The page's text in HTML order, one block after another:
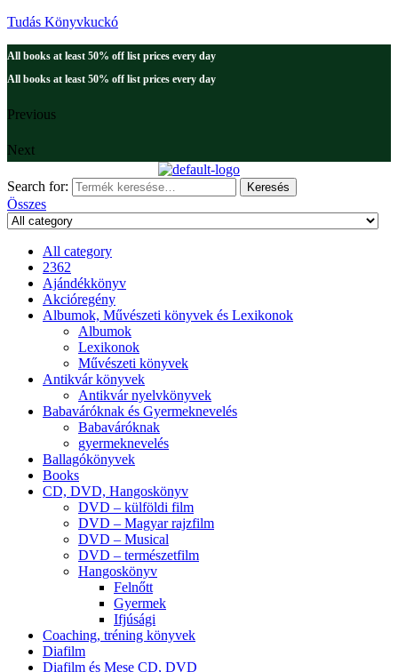
Tudás Könyvkuckó
All books at least 50% off list prices every day
All books at least 50% off list prices every day
Previous
Next
Search for: Keresés
Összes
All category
2362
Ajándékkönyv
Akcióregény
Albumok, Művészeti könyvek és Lexikonok
Albumok
Lexikonok
Művészeti könyvek
Antikvár könyvek
Antikvár nyelvkönyvek
Babaváróknak és Gyermeknevelés
Babaváróknak
gyermeknevelés
Ballagókönyvek
Books
CD, DVD, Hangoskönyv
DVD – külföldi film
DVD – Magyar rajzfilm
DVD – Musical
DVD – természetfilm
Hangoskönyv
Felnőtt
Gyermek
Ifjúsági
Coaching, tréning könyvek
Diafilm
Diafilm és Mese CD, DVD